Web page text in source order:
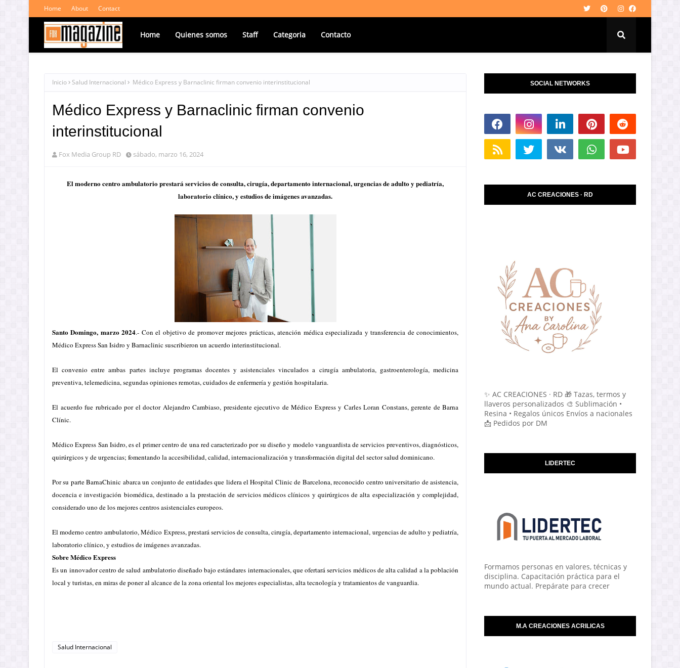
Home About Contact
Home Quienes somos Staff Categoria Contacto
Inicio Salud Internacional Médico Express y Barnaclinic firman convenio interinstitucional
Médico Express y Barnaclinic firman convenio
interinstitucional
Fox Media Group RD sábado, marzo 16, 2024
El moderno centro ambulatorio prestará servicios de consulta, cirugía, departamento internacional, urgencias de adulto y pediatría,
laboratorio clínico, y estudios de imágenes avanzadas.
Santo Domingo, marzo 2024.- Con el objetivo de promover mejores prácticas, atención médica especializada y transferencia de conocimientos,
Médico Express San Isidro y Barnaclinic suscribieron un acuerdo interinstitucional.
El convenio entre ambas partes incluye programas docentes y asistenciales vinculados a cirugía ambulatoria, gastroenterología, medicina
preventiva, telemedicina, segundas opiniones remotas, cuidados de enfermería y gestión hospitalaria.
El acuerdo fue rubricado por el doctor Alejandro Cambiaso, presidente ejecutivo de Médico Express y Carles Loran Constans, gerente de Barna
Clínic.
Médico Express San Isidro, es el primer centro de una red caracterizado por su diseño y modelo vanguardista de servicios preventivos, diagnósticos,
quirúrgicos y de urgencias; fomentando la accesibilidad, calidad, internacionalización y transformación digital del sector salud dominicano.
Por su parte BarnaChinic abarca un conjunto de entidades que lidera el Hospital Clinic de Barcelona, reconocido centro universitario de asistencia,
docencia e investigación biomédica, destinado a la prestación de servicios médicos clínicos y quirúrgicos de alta especialización y complejidad,
considerado uno de los mejores centros asistenciales europeos.
El moderno centro ambulatorio, Médico Express, prestará servicios de consulta, cirugía, departamento internacional, urgencias de adulto y pediatría,
laboratorio clínico, y estudios de imágenes avanzadas.
Sobre Médico Express
Es un innovador centro de salud ambulatorio diseñado bajo estándares internacionales, que ofertará servicios médicos de alta calidad a la población
local y turistas, en miras de poner al alcance de la zona oriental los mejores especialistas, alta tecnología y tratamientos de vanguardia.
Salud Internacional
SOCIAL NETWORKS
AC CREACIONES · RD
✨ AC CREACIONES · RD 🎁 Tazas, termos y
llaveros personalizados 🎨 Sublimación •
Resina • Regalos únicos Envíos a nacionales
📩 Pedidos por DM
LIDERTEC
Formamos personas en valores, técnicas y
disciplina. Capacitación práctica para el
mundo actual. Prepárate para crecer
M.A CREACIONES ACRILICAS